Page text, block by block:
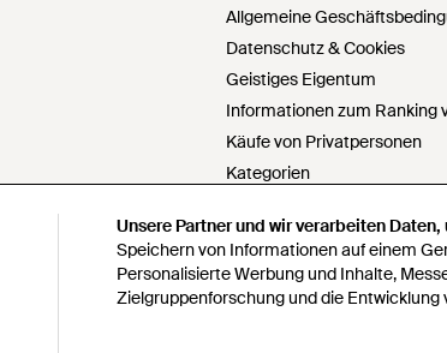
Unsere Partner und wir verarbeiten
Speichern von Informationen auf einem
Personalisierte Werbung und Inhalte,
Zielgruppenforschung und die Entwicklung
Unsere Partner und wir verarbeiten
Speichern von Informationen auf einem
Personalisierte Werbung und Inhalte,
Zielgruppenforschung und die Entwicklung
Allgemeine
Datenschutz & Cookies
Geistiges Eigentum
Informationen zum Ranking
Käufe von Privatpersonen
Kategorien
Cookie Einstellungen
Meine personenbezogenen
Erklärung zur modernen